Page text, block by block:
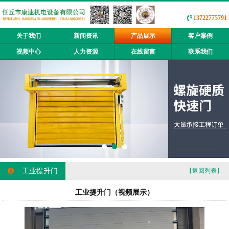
13722775791
关于我们 新闻资讯 产品展示 客户案例
视频中心 人力资源 在线留言 联系我们
工业提升门 【返回列表】
工业提升门（视频展示）